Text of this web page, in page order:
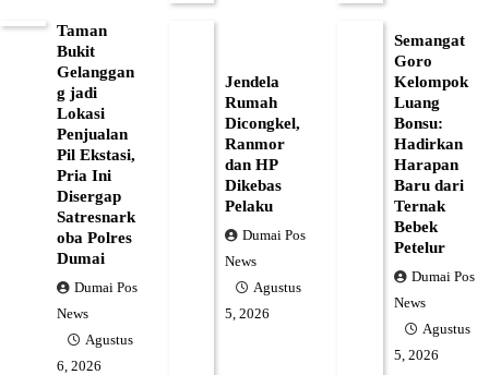
Taman
Bukit
Gelanggan
g jadi
Lokasi
Penjualan
Pil Ekstasi,
Pria Ini
Disergap
Satresnark
oba Polres
Dumai
Dumai Pos
News
Agustus
6, 2026
Jendela
Rumah
Dicongkel,
Ranmor
dan HP
Dikebas
Pelaku
Dumai Pos
News
Agustus
5, 2026
Semangat
Goro
Kelompok
Luang
Bonsu:
Hadirkan
Harapan
Baru dari
Ternak
Bebek
Petelur
Dumai Pos
News
Agustus
5, 2026